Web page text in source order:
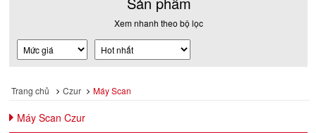
Xem nhanh theo bộ lọc
Trang chủ Czur Máy Scan
Máy Scan Czur